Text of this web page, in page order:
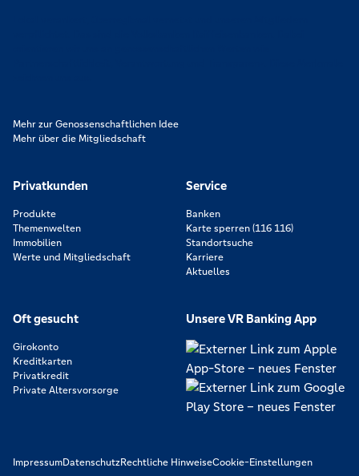
Mehr zur Genossenschaftlichen Idee
Mehr über die Mitgliedschaft
Privatkunden
Produkte
Themenwelten
Immobilien
Werte und Mitgliedschaft
Service
Banken
Karte sperren (116 116)
Standortsuche
Karriere
Aktuelles
Oft gesucht
Girokonto
Kreditkarten
Privatkredit
Private Altersvorsorge
Unsere VR Banking App
ImpressumDatenschutzRechtliche HinweiseCookie-Einstellungen